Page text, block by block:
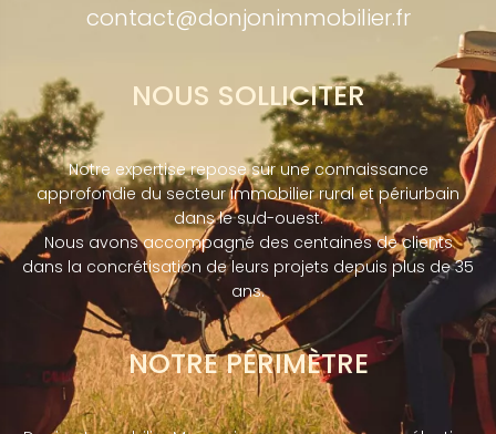
contact@donjonimmobilier.fr
NOUS SOLLICITER
Notre expertise repose sur une connaissance
approfondie du secteur immobilier rural et périurbain
dans le sud-ouest.
Nous avons accompagné des centaines de clients
dans la concrétisation de leurs projets depuis plus de 35
ans.
NOTRE PÉRIMÈTRE